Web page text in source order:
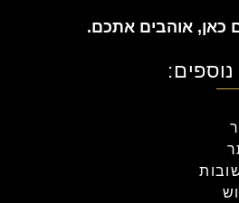
כאן, אוהבים אתכם.